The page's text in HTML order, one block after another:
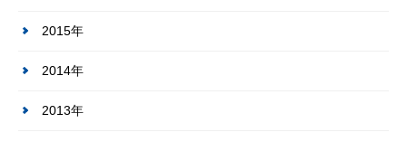
2015年
2014年
2013年